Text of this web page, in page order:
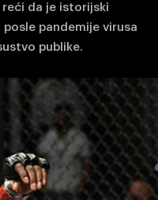
reći da je istorijski
pandemije virusa
publike.